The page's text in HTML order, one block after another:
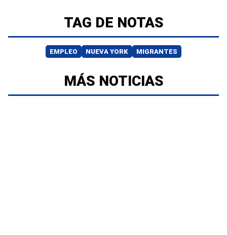
TAG DE NOTAS
EMPLEO NUEVA YORK MIGRANTES
MÁS NOTICIAS